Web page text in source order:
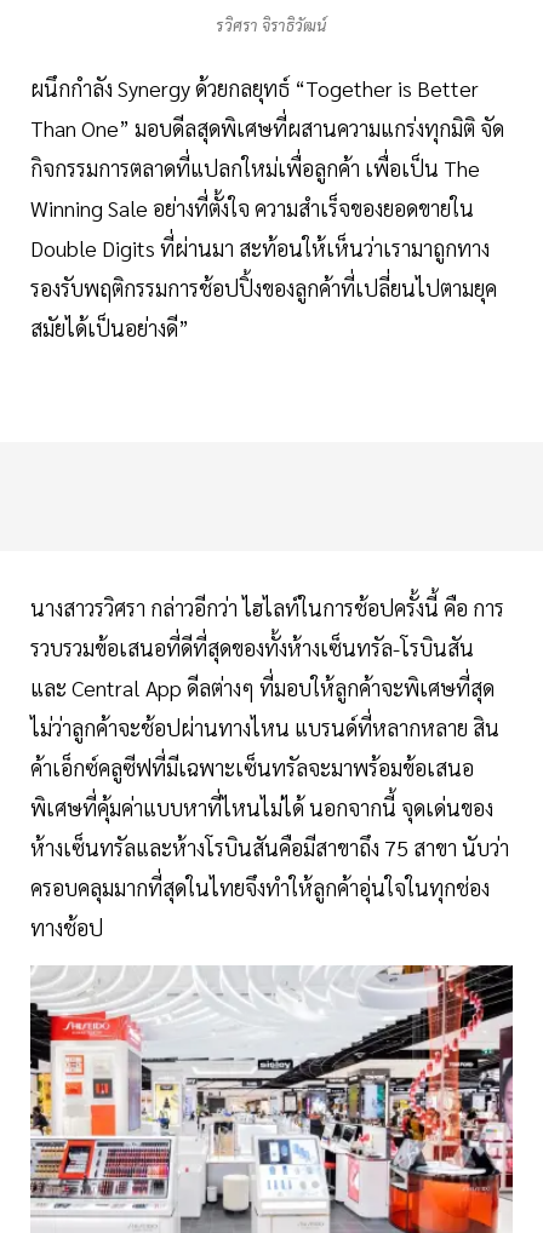
รวิศรา จิราธิวัฒน์
ผนึกกำลัง Synergy ด้วยกลยุทธ์ “Together is Better
Than One” มอบดีลสุดพิเศษที่ผสานความแกร่งทุกมิติ จัด
กิจกรรมการตลาดที่แปลกใหม่เพื่อลูกค้า เพื่อเป็น The
Winning Sale อย่างที่ตั้งใจ ความสำเร็จของยอดขายใน
Double Digits ที่ผ่านมา สะท้อนให้เห็นว่าเรามาถูกทาง
รองรับพฤติกรรมการช้อปปิ้งของลูกค้าที่เปลี่ยนไปตามยุค
สมัยได้เป็นอย่างดี”
นางสาวรวิศรา กล่าวอีกว่า ไฮไลท์ในการช้อปครั้งนี้ คือ การ
รวบรวมข้อเสนอที่ดีที่สุดของทั้งห้างเซ็นทรัล-โรบินสัน
และ Central App ดีลต่างๆ ที่มอบให้ลูกค้าจะพิเศษที่สุด
ไม่ว่าลูกค้าจะช้อปผ่านทางไหน แบรนด์ที่หลากหลาย สิน
ค้าเอ็กซ์คลูซีฟที่มีเฉพาะเซ็นทรัลจะมาพร้อมข้อเสนอ
พิเศษที่คุ้มค่าแบบหาที่ไหนไม่ได้ นอกจากนี้ จุดเด่นของ
ห้างเซ็นทรัลและห้างโรบินสันคือมีสาขาถึง 75 สาขา นับว่า
ครอบคลุมมากที่สุดในไทยจึงทำให้ลูกค้าอุ่นใจในทุกช่อง
ทางช้อป